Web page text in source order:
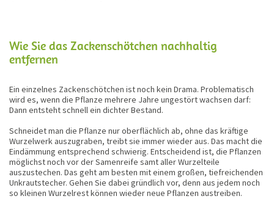
Wie Sie das Zackenschötchen nachhaltig
entfernen
Ein einzelnes Zackenschötchen ist noch kein Drama. Problematisch
wird es, wenn die Pflanze mehrere Jahre ungestört wachsen darf:
Dann entsteht schnell ein dichter Bestand.
Schneidet man die Pflanze nur oberflächlich ab, ohne das kräftige
Wurzelwerk auszugraben, treibt sie immer wieder aus. Das macht die
Eindämmung entsprechend schwierig. Entscheidend ist, die Pflanzen
möglichst noch vor der Samenreife samt aller Wurzelteile
auszustechen. Das geht am besten mit einem großen, tiefreichenden
Unkrautstecher. Gehen Sie dabei gründlich vor, denn aus jedem noch
so kleinen Wurzelrest können wieder neue Pflanzen austreiben.